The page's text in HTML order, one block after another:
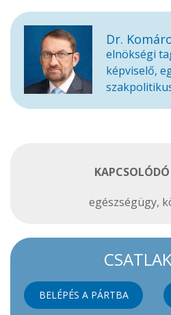
Dr.
elnökségi
képviselő,
egészségügy,
BELÉPÉS A PÁRTBA